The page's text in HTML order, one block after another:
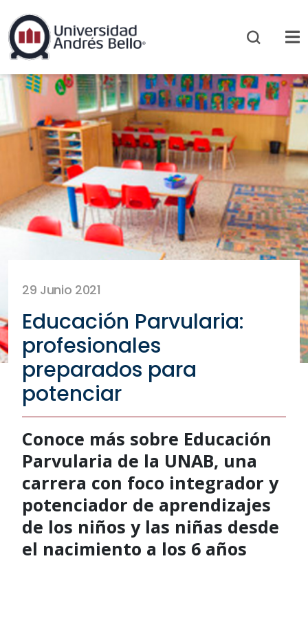
29 Junio 2021
Educación Parvularia:
profesionales
preparados para
potenciar
Conoce más sobre Educación
Parvularia de la UNAB, una
carrera con foco integrador y
potenciador de aprendizajes
de los niños y las niñas desde
el nacimiento a los 6 años